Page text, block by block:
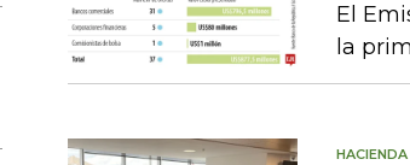
El
la
HACIENDA